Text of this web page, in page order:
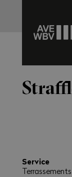
Service
Terrassements